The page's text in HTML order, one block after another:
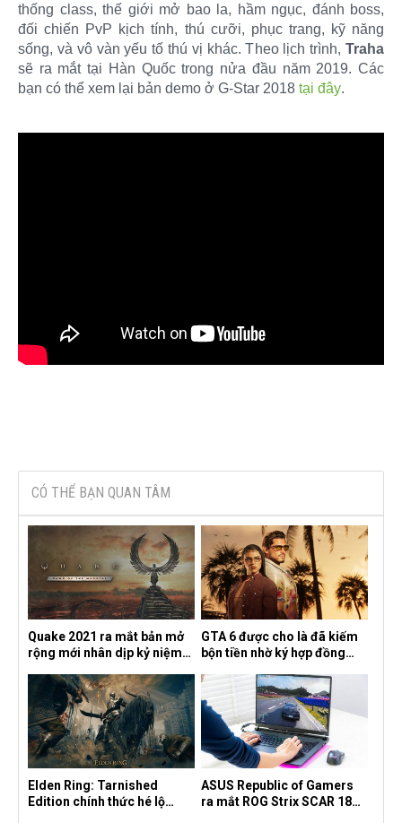
thống class, thế giới mở bao la, hầm ngục, đánh boss,
đối chiến PvP kịch tính, thú cưỡi, phục trang, kỹ năng
sống, và vô vàn yếu tố thú vị khác. Theo lịch trình, Traha
sẽ ra mắt tại Hàn Quốc trong nửa đầu năm 2019. Các
bạn có thể xem lại bản demo ở G-Star 2018 tại đây.​
CÓ THỂ BẠN QUAN TÂM
Quake 2021 ra mắt bản mở
rộng mới nhân dịp kỷ niệm
the Machine
GTA 6 được cho là đã kiếm
bộn tiền nhờ ký hợp đồng
Elden Ring: Tarnished
Edition chính thức hé lộ
ASUS Republic of Gamers
ra mắt ROG Strix SCAR 18